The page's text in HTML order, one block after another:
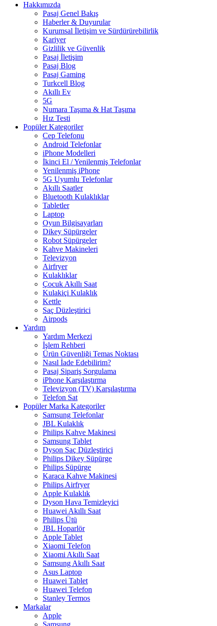
Hakkımızda
Pasaj Genel Bakış
Haberler & Duyurular
Kurumsal İletişim ve Sürdürürebilirlik
Kariyer
Gizlilik ve Güvenlik
Pasaj İletişim
Pasaj Blog
Pasaj Gaming
Turkcell Blog
Akıllı Ev
5G
Numara Taşıma & Hat Taşıma
Hız Testi
Popüler Kategoriler
Cep Telefonu
Android Telefonlar
iPhone Modelleri
İkinci El / Yenilenmiş Telefonlar
Yenilenmiş iPhone
5G Uyumlu Telefonlar
Akıllı Saatler
Bluetooth Kulaklıklar
Tabletler
Laptop
Oyun Bilgisayarları
Dikey Süpürgeler
Robot Süpürgeler
Kahve Makineleri
Televizyon
Airfryer
Kulaklıklar
Çocuk Akıllı Saat
Kulakiçi Kulaklık
Kettle
Saç Düzleştirici
Airpods
Yardım
Yardım Merkezi
İşlem Rehberi
Ürün Güvenliği Temas Noktası
Nasıl İade Edebilirim?
Pasaj Sipariş Sorgulama
iPhone Karşılaştırma
Televizyon (TV) Karşılaştırma
Telefon Sat
Popüler Marka Kategoriler
Samsung Telefonlar
JBL Kulaklık
Philips Kahve Makinesi
Samsung Tablet
Dyson Saç Düzleştirici
Philips Dikey Süpürge
Philips Süpürge
Karaca Kahve Makinesi
Philips Airfryer
Apple Kulaklık
Dyson Hava Temizleyici
Huawei Akıllı Saat
Philips Ütü
JBL Hoparlör
Apple Tablet
Xiaomi Telefon
Xiaomi Akıllı Saat
Samsung Akıllı Saat
Asus Laptop
Huawei Tablet
Huawei Telefon
Stanley Termos
Markalar
Apple